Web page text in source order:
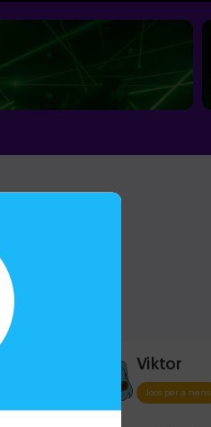
Viktor
Jocs per a nens